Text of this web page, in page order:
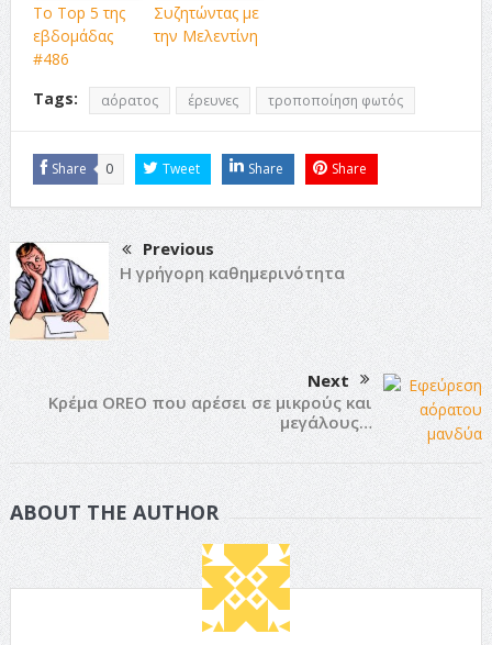
Το Top 5 της
εβδομάδας
#486
Συζητώντας με
την Μελεντίνη
Tags: αόρατος έρευνες τροποποίηση φωτός
Share 0 Tweet Share Share
Previous
Η γρήγορη καθημερινότητα
Next
Κρέμα OREO που αρέσει σε μικρούς και
μεγάλους…
ABOUT THE AUTHOR